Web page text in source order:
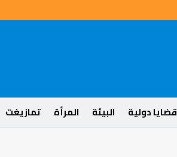
قضايا دولية البيئة المرأة تمازيغت